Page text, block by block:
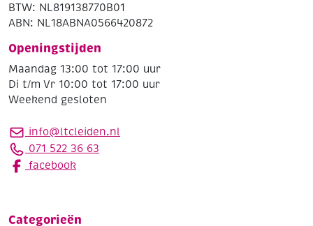
BTW: NL819138770B01
ABN: NL18ABNA0566420872
Openingstijden
Maandag 13:00 tot 17:00 uur
Di t/m Vr 10:00 tot 17:00 uur
Weekend gesloten
info@ltcleiden.nl
071 522 36 63
facebook
Categorieën